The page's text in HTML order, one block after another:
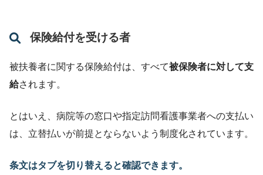
保険給付を受ける者
被扶養者に関する保険給付は、すべて被保険者に対して支
給されます。
とはいえ、病院等の窓口や指定訪問看護事業者への支払い
は、立替払いが前提とならないよう制度化されています。
条文はタブを切り替えると確認できます。